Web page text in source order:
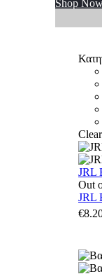
Shop
JRL
Out
JRL
€